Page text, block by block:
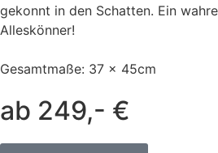
gekonnt in den Schatten. Ein
Alleskönner!
Gesamtmaße: 37 x 45cm
ab 249,- €